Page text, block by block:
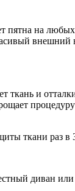
пятна на
и
ткани раз в
диван